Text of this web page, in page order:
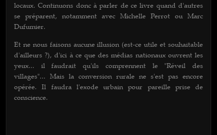
locaux. Continuons donc à parler de ce livre quand d'autres
se préparent, notamment avec Michelle Perrot ou Marc
Dufumier.
Et ne nous faisons aucune illusion (est-ce utile et souhaitable
d'ailleurs ?), d'ici à ce que des médias nationaux ouvrent les
yeux... il faudrait qu'ils comprennent le "Réveil des
villages"... Mais la conversion rurale ne s'est pas encore
opérée. Il faudra l'exode urbain pour pareille prise de
conscience.